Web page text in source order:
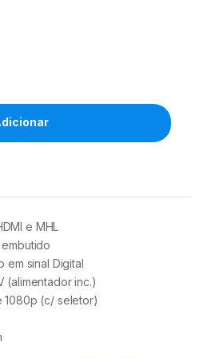
e MHL
em sinal Digital
(alimentador inc.)
1080p (c/ seletor)